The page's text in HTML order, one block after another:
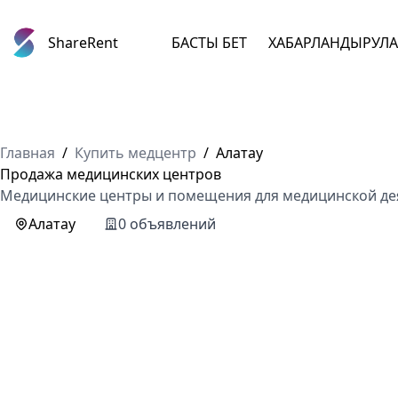
ShareRent БАСТЫ БЕТ
Главная / Купить медцентр / Алатау
Продажа медицинских центров
Медицинские центры и помещения для медицинской
Алатау
0 объявлений